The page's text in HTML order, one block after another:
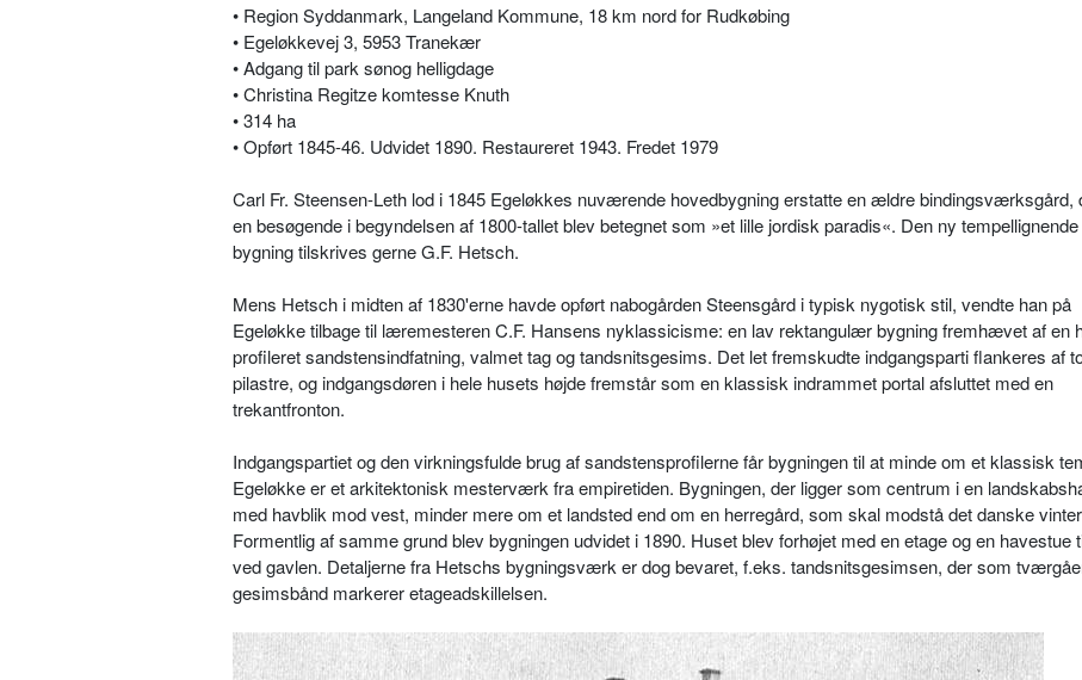
• Region Syddanmark, Langeland Kommune, 18 km nord for Rudkøbing
• Egeløkkevej 3, 5953 Tranekær
• Adgang til park sønog helligdage
•Christina Regitze komtesse Knuth
• 314 ha
• Opført 1845-46. Udvidet 1890. Restaureret 1943. Fredet 1979
Carl Fr. Steensen-Leth lod i 1845 Egeløkkes nuværende hovedbygning erstatte en ældre bindingsværksgård,
en besøgende i begyndelsen af 1800-tallet blev betegnet som »et lille jordisk paradis«. Den ny tempellignende
bygning tilskrives gerne G.F. Hetsch.
Mens Hetsch i midten af 1830'erne havde opført nabogården Steensgård i typisk nygotisk stil, vendte han på
Egeløkke tilbage til læremesteren C.F. Hansens nyklassicisme: en lav rektangulær bygning fremhævet af en
profileret sandstensindfatning, valmet tag og tandsnitsgesims. Det let fremskudte indgangsparti flankeres af
pilastre, og indgangsdøren i hele husets højde fremstår som en klassisk indrammet portal afsluttet med en
trekantfronton.
Indgangspartiet og den virkningsfulde brug af sandstensprofilerne får bygningen til at minde om et klassisk
Egeløkke er et arkitektonisk mesterværk fra empiretiden. Bygningen, der ligger som centrum i en
med havblik mod vest, minder mere om et landsted end om en herregård, som skal modstå det danske
Formentlig af samme grund blev bygningen udvidet i 1890. Huset blev forhøjet med en etage og en havestue
ved gavlen. Detaljerne fra Hetschs bygningsværk er dog bevaret, f.eks. tandsnitsgesimsen, der som
gesimsbånd markerer etageadskillelsen.